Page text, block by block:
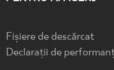
Fișiere de descărcat
Declarații de